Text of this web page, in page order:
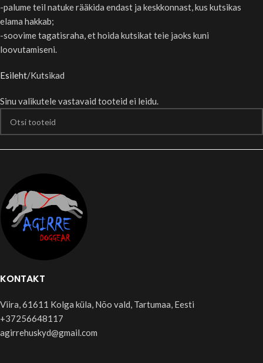
-palume teil natuke rääkida endast ja keskkonnast, kus kutsikas
elama hakkab;
-soovime tagatisraha, et hoida kutsikat teie jaoks kuni
loovutamiseni.
Esileht Kutsikad
Sinu valikutele vastavaid tooteid ei leidu.
KONTAKT
Viira, 61611 Kolga küla, Nõo vald, Tartumaa, Eesti
+37256648117
agirrehuskyd@gmail.com